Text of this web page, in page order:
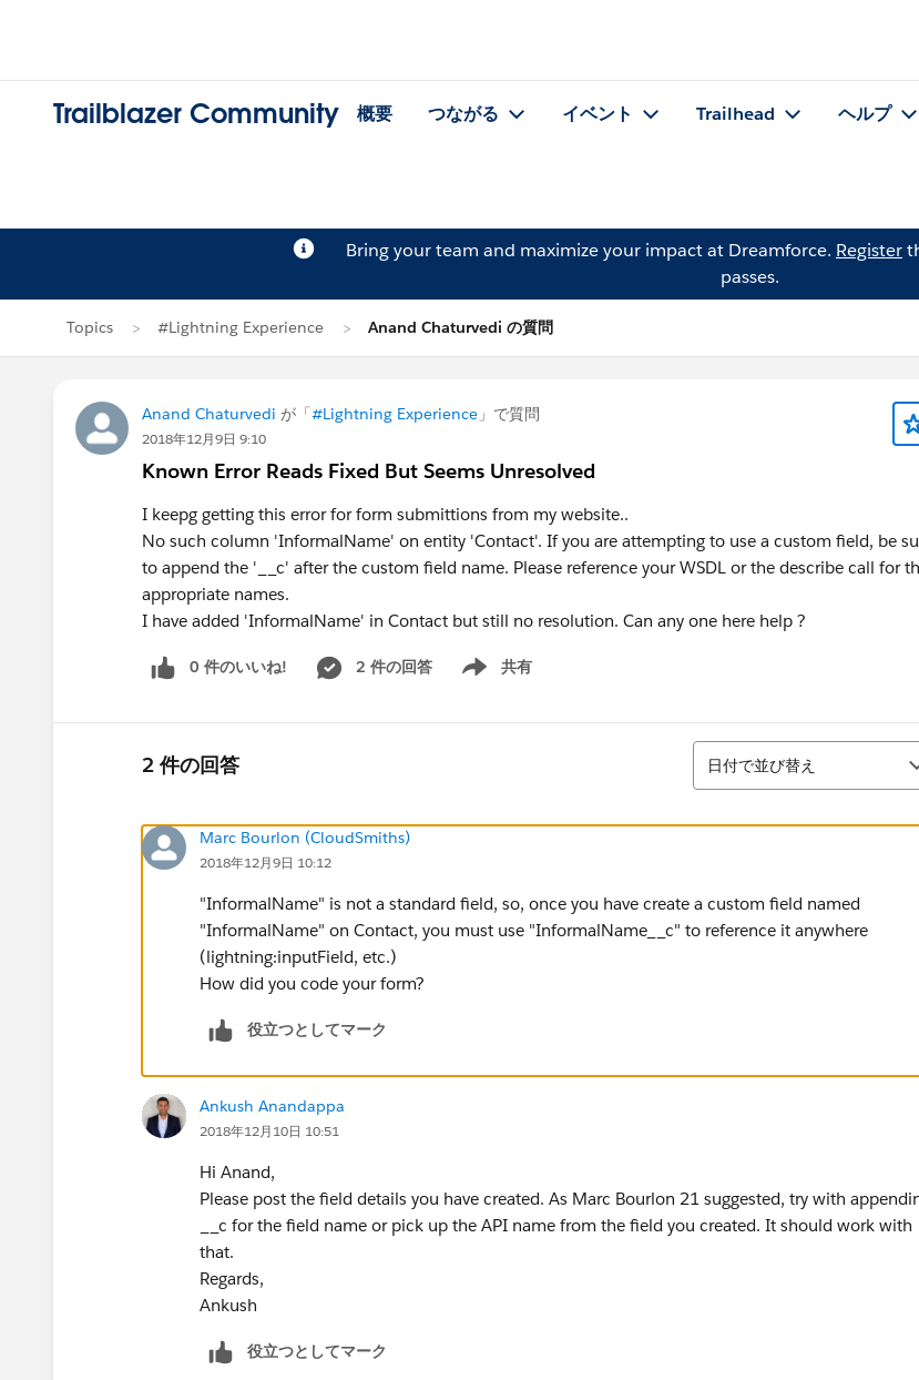
Trailblazer Community 概要 つながる イベント Trailhead ヘルプ
Bring your team and maximize your impact at Dreamforce. Register
passes.
Topics #Lightning Experience Anand Chaturvedi の質問
Anand Chaturvedi が「#Lightning Experience 」で質問
2018年12月9日 9:10
Known Error Reads Fixed But Seems Unresolved
I keepg getting this error for form submittions from my website..
No such column 'InformalName' on entity 'Contact'. If you are attempting to use a custom field, be
to append the '__c' after the custom field name. Please reference your WSDL or the describe call for
appropriate names.
I have added 'InformalName' in Contact but still no resolution. Can any one here help ?
0 件のいいね! 2 件の回答 共有
Show menu
2 件の回答
並び替え
日付で並び替え
Marc Bourlon (CloudSmiths)
2018年12月9日 10:12
"InformalName" is not a standard field, so, once you have create a custom field named
"InformalName" on Contact, you must use "InformalName__c" to reference it anywhere
(lightning:inputField, etc.)
How did you code your form?
役立つとしてマーク
Ankush Anandappa
2018年12月10日 10:51
Hi Anand,
Please post the field details you have created. As Marc Bourlon 21 suggested, try with
__c for the field name or pick up the API name from the field you created. It should work with
that.
Regards,
Ankush
役立つとしてマーク